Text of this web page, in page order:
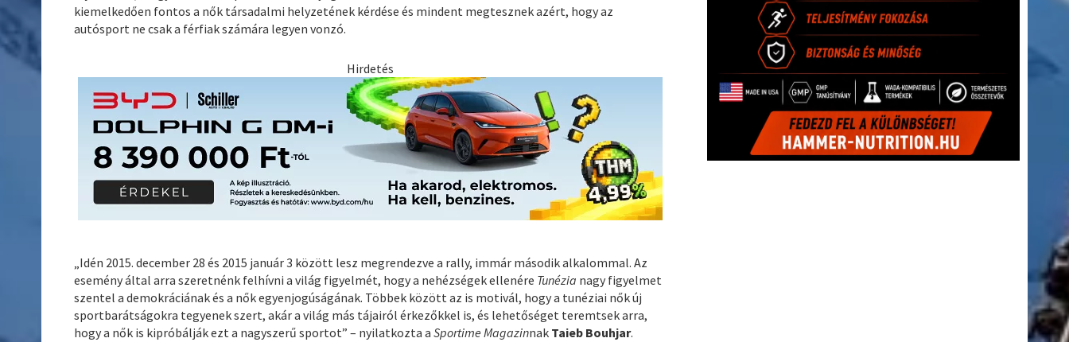
kiemelkedően fontos a nők társadalmi helyzetének kérdése és mindent megtesznek azért, hogy az
autósport ne csak a férfiak számára legyen vonzó.
Hirdetés
„Idén 2015. december 28 és 2015 január 3 között lesz megrendezve a rally, immár második alkalommal. Az
esemény által arra szeretnénk felhívni a világ figyelmét, hogy a nehézségek ellenére Tunézia nagy figyelmet
szentel a demokráciának és a nők egyenjogúságának. Többek között az is motivál, hogy a tunéziai nők új
sportbarátságokra tegyenek szert, akár a világ más tájairól érkezőkkel is, és lehetőséget teremtsek arra,
hogy a nők is kipróbálják ezt a nagyszerű sportot” – nyilatkozta aSportime Magazinnak Taieb Bouhjar.